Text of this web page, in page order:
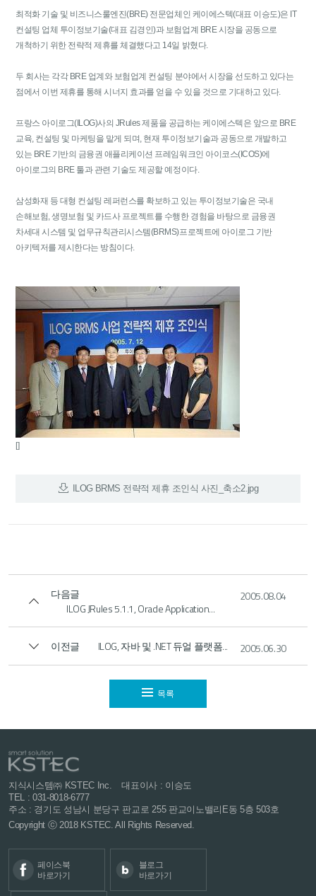
최적화 기술 및 비즈니스룰엔진(BRE) 전문업체인 케이에스텍(대표 이승도)은 IT
컨설팅 업체 투이정보기술(대표 김경인)과 보험업계 BRE 시장을 공동으로
개척하기 위한 전략적 제휴를 체결했다고 14일 밝혔다.
두 회사는 각각 BRE 업계와 보험업계 컨설팅 분야에서 시장을 선도하고 있다는
점에서 이번 제휴를 통해 시너지 효과를 얻을 수 있을 것으로 기대하고 있다.
프랑스 아이로그(ILOG)사의 JRules 제품을 공급하는 케이에스텍은 앞으로 BRE
교육, 컨설팅 및 마케팅을 맡게 되며, 현재 투이정보기술과 공동으로 개발하고
있는 BRE 기반의 금융권 애플리케이션 프레임워크인 아이코스(ICOS)에
아이로그의 BRE 툴과 관련 기술도 제공할 예정이다.
삼성화재 등 대형 컨설팅 레퍼런스를 확보하고 있는 투이정보기술은 국내
손해보험, 생명보험 및 카드사 프로젝트를 수행한 경험을 바탕으로 금융권
차세대 시스템 및 업무규칙관리시스템(BRMS)프로젝트에 아이로그 기반
아키텍저를 제시한다는 방침이다.
[]
ILOG BRMS 전략적 제휴 조인식 사진_축소2.jpg
다음글
ILOG JRules 5.1.1, Oracle Application...
2005.08.04
이전글 ILOG, 자바 및 .NET 듀얼 플랫폼... 2005.06.30
목록
지식시스템㈜ KSTEC Inc.
대표이사 : 이승도
TEL : 031-8018-6777
주소 : 경기도 성남시 분당구 판교로 255 판교이노밸리E동 5층 503호
Copyright ⓒ 2018 KSTEC. All Rights Reserved.
페이스북
바로가기
블로그
바로가기